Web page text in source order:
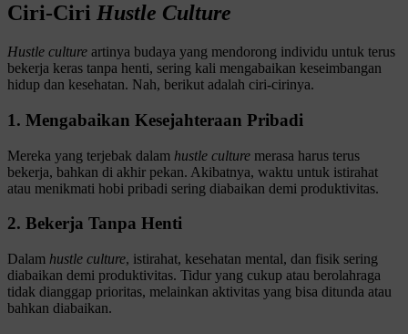
Ciri-Ciri Hustle Culture
Hustle culture artinya budaya yang mendorong individu untuk terus
bekerja keras tanpa henti, sering kali mengabaikan keseimbangan
hidup dan kesehatan. Nah, berikut adalah ciri-cirinya.
1. Mengabaikan Kesejahteraan Pribadi
Mereka yang terjebak dalam hustle culture merasa harus terus
bekerja, bahkan di akhir pekan. Akibatnya, waktu untuk istirahat
atau menikmati hobi pribadi sering diabaikan demi produktivitas.
2. Bekerja Tanpa Henti
Dalam hustle culture, istirahat, kesehatan mental, dan fisik sering
diabaikan demi produktivitas. Tidur yang cukup atau berolahraga
tidak dianggap prioritas, melainkan aktivitas yang bisa ditunda atau
bahkan diabaikan.